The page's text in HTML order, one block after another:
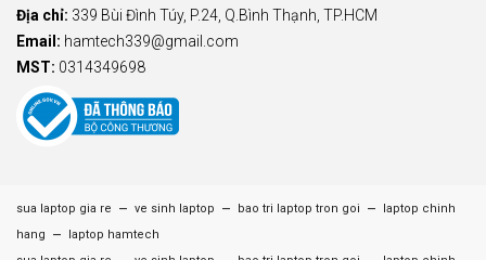
Địa chỉ: 339 Bùi Đình Túy, P.24, Q.Bình Thạnh, TP.HCM
Email: hamtech339@gmail.com
MST: 0314349698
sua laptop gia re – ve sinh laptop – bao tri laptop tron goi –
laptop chinh
hang
–
laptop hamtech